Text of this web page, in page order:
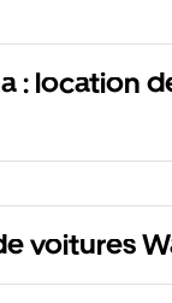
: location
voitures